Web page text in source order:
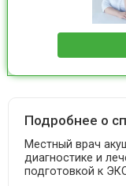
Подробнее о
Местный врач
диагностике и
подготовкой к